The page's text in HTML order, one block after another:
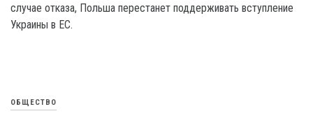
случае отказа, Польша перестанет поддерживать вступление
Украины в EC.
ОБЩЕСТВО